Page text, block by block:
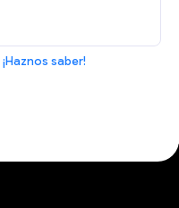
¡Haznos saber!